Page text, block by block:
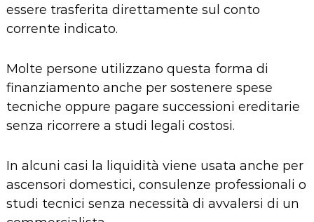
essere trasferita direttamente sul conto
corrente indicato.
Molte persone utilizzano questa forma di
finanziamento anche per sostenere spese
tecniche oppure pagare successioni ereditarie
senza ricorrere a studi legali costosi.
In alcuni casi la liquidità viene usata anche per
ascensori domestici, consulenze professionali o
studi tecnici senza necessità di avvalersi di un